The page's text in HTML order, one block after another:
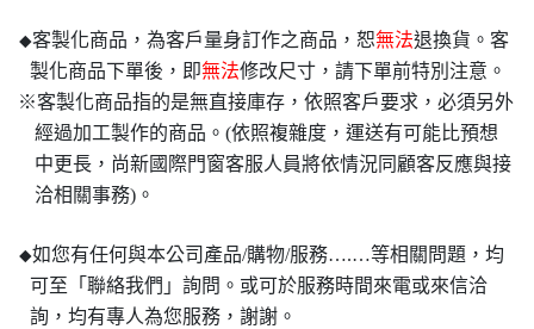
◆客製化商品，為客戶量身訂作之商品，恕無法退換貨。客
製化商品下單後，即無法修改尺寸，請下單前特別注意。
※客製化商品指的是無直接庫存，依照客戶要求，必須另外
經過加工製作的商品。(依照複雜度，運送有可能比預想
中更長，尚新國際門窗客服人員將依情況同顧客反應與接
洽相關事務)。
◆如您有任何與本公司產品/購物/服務….…等相關問題，均
可至「聯絡我們」詢問。或可於服務時間來電或來信洽
詢，均有專人為您服務，謝謝。